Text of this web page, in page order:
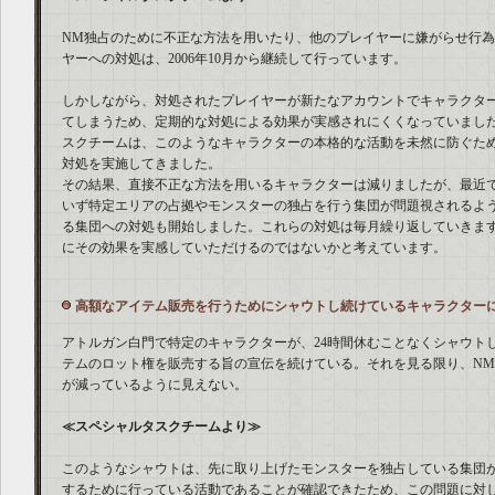
NM独占のために不正な方法を用いたり、他のプレイヤーに嫌がらせ行
ヤーへの対処は、2006年10月から継続して行っています。
しかしながら、対処されたプレイヤーが新たなアカウントでキャラクタ
てしまうため、定期的な対処による効果が実感されにくくなっていまし
スクチームは、このようなキャラクターの本格的な活動を未然に防ぐた
対処を実施してきました。
その結果、直接不正な方法を用いるキャラクターは減りましたが、最近
いず特定エリアの占拠やモンスターの独占を行う集団が問題視されるよ
る集団への対処も開始しました。これらの対処は毎月繰り返していきま
にその効果を実感していただけるのではないかと考えています。
高額なアイテム販売を行うためにシャウトし続けているキャラクター
アトルガン白門で特定のキャラクターが、24時間休むことなくシャウト
テムのロット権を販売する旨の宣伝を続けている。それを見る限り、
が減っているように見えない。
≪スペシャルタスクチームより≫
このようなシャウトは、先に取り上げたモンスターを独占している集団
するために行っている活動であることが確認できたため、この問題に対